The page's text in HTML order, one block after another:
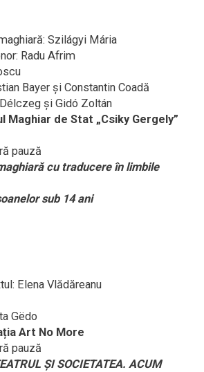
Szilágyi Mária
Radu Afrim
Bayer și Constantin Coadă
și Gidó Zoltán
Maghiar de Stat „Csiky Gergely”
pauză
cu traducere în limbile
sub 14 ani
Elena Vlădăreanu
Gëdo
Art No More
pauză
ŞI SOCIETATEA. ACUM